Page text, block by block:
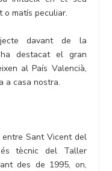
o matís peculiar.
davant de la
destacat el gran
al País Valencià,
a casa nostra.
entre Sant Vicent del
és tècnic del Taller
des de 1995, on,